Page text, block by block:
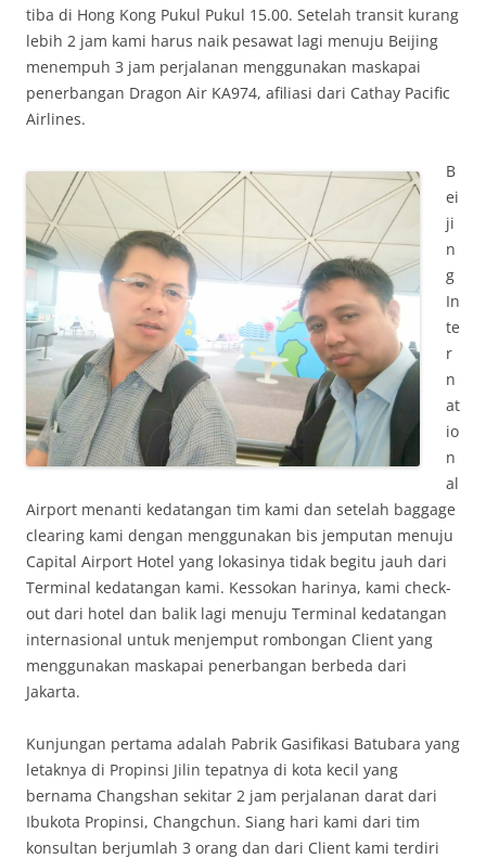
tiba di Hong Kong Pukul Pukul 15.00. Setelah transit kurang
lebih 2 jam kami harus naik pesawat lagi menuju Beijing
menempuh 3 jam perjalanan menggunakan maskapai
penerbangan Dragon Air KA974, afiliasi dari Cathay Pacific
Airlines.
B
ei
ji
n
g
In
te
r
n
at
io
n
al
Airport menanti kedatangan tim kami dan setelah baggage
clearing kami dengan menggunakan bis jemputan menuju
Capital Airport Hotel yang lokasinya tidak begitu jauh dari
Terminal kedatangan kami. Kessokan harinya, kami check-
out dari hotel dan balik lagi menuju Terminal kedatangan
internasional untuk menjemput rombongan Client yang
menggunakan maskapai penerbangan berbeda dari
Jakarta.
Kunjungan pertama adalah Pabrik Gasifikasi Batubara yang
letaknya di Propinsi Jilin tepatnya di kota kecil yang
bernama Changshan sekitar 2 jam perjalanan darat dari
Ibukota Propinsi, Changchun. Siang hari kami dari tim
konsultan berjumlah 3 orang dan dari Client kami terdiri